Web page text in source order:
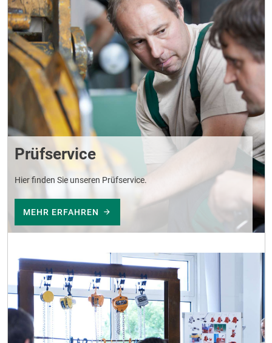
Prüfservice
Hier finden Sie unseren Prüfservice.
MEHR ERFAHREN